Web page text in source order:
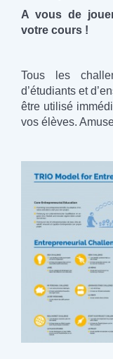
A vous de
votre cours !
Tous les
d’étudiants et
être utilisé
vos élèves.